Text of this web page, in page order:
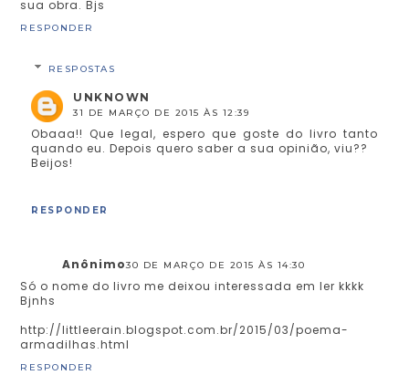
sua obra. Bjs
RESPONDER
RESPOSTAS
UNKNOWN
31 DE MARÇO DE 2015 ÀS 12:39
Obaaa!! Que legal, espero que goste do livro tanto
quando eu. Depois quero saber a sua opinião, viu??
Beijos!
RESPONDER
Anônimo30 DE MARÇO DE 2015 ÀS 14:30
Só o nome do livro me deixou interessada em ler kkkk
Bjnhs
http://littleerain.blogspot.com.br/2015/03/poema-
armadilhas.html
RESPONDER